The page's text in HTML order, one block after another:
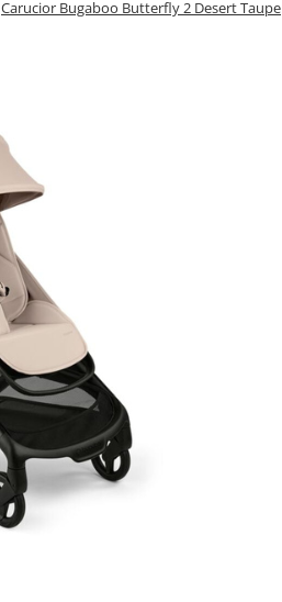
Carucior Bugaboo Butterfly 2 Desert Taupe